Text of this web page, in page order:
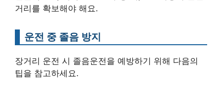
거리를 확보해야 해요.
운전 중 졸음 방지
장거리 운전 시 졸음운전을 예방하기 위해 다음의
팁을 참고하세요.